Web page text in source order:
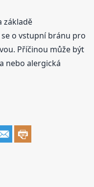
základě
o vstupní bránu pro
Příčinou může být
nebo alergická